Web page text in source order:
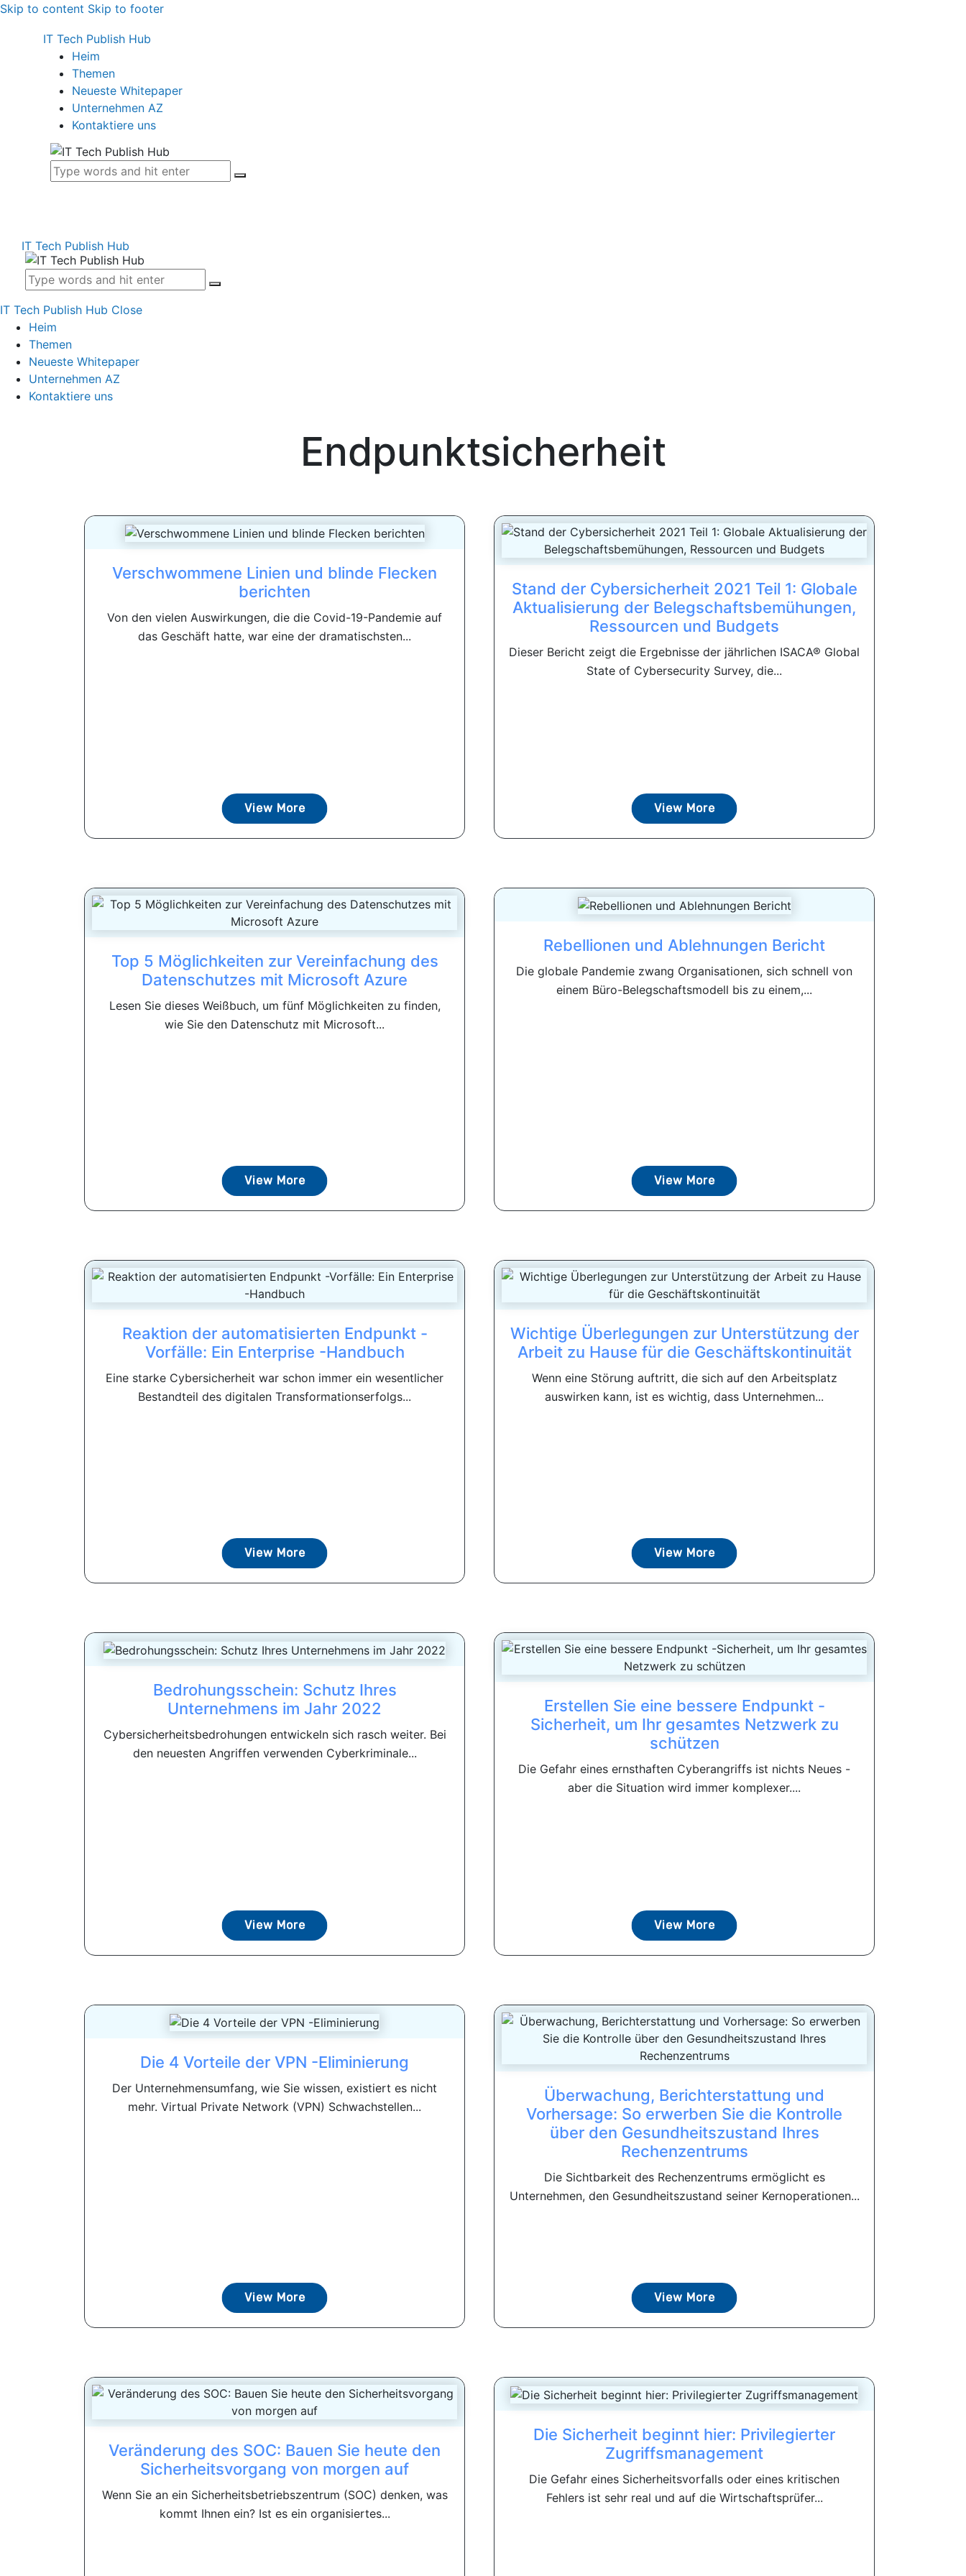
Skip to content Skip to footer
IT Tech Publish Hub
Heim
Themen
Neueste Whitepaper
Unternehmen AZ
Kontaktiere uns
IT Tech Publish Hub
IT Tech Publish Hub Close
Heim
Themen
Neueste Whitepaper
Unternehmen AZ
Kontaktiere uns
Endpunktsicherheit
Verschwommene Linien und blinde Flecken
berichten
Von den vielen Auswirkungen, die die Covid-19-Pandemie auf
das Geschäft hatte, war eine der dramatischsten...
View More
Stand der Cybersicherheit 2021 Teil 1: Globale
Aktualisierung der Belegschaftsbemühungen,
Ressourcen und Budgets
Dieser Bericht zeigt die Ergebnisse der jährlichen ISACA® Global
State of Cybersecurity Survey, die...
View More
Top 5 Möglichkeiten zur Vereinfachung des
Datenschutzes mit Microsoft Azure
Lesen Sie dieses Weißbuch, um fünf Möglichkeiten zu finden,
wie Sie den Datenschutz mit Microsoft...
View More
Rebellionen und Ablehnungen Bericht
Die globale Pandemie zwang Organisationen, sich schnell von
einem Büro-Belegschaftsmodell bis zu einem,...
View More
Reaktion der automatisierten Endpunkt -
Vorfälle: Ein Enterprise -Handbuch
Eine starke Cybersicherheit war schon immer ein wesentlicher
Bestandteil des digitalen Transformationserfolgs...
View More
Wichtige Überlegungen zur Unterstützung der
Arbeit zu Hause für die Geschäftskontinuität
Wenn eine Störung auftritt, die sich auf den Arbeitsplatz
auswirken kann, ist es wichtig, dass Unternehmen...
View More
Bedrohungsschein: Schutz Ihres
Unternehmens im Jahr 2022
Cybersicherheitsbedrohungen entwickeln sich rasch weiter. Bei
den neuesten Angriffen verwenden Cyberkriminale...
View More
Erstellen Sie eine bessere Endpunkt -
Sicherheit, um Ihr gesamtes Netzwerk zu
schützen
Die Gefahr eines ernsthaften Cyberangriffs ist nichts Neues -
aber die Situation wird immer komplexer....
View More
Die 4 Vorteile der VPN -Eliminierung
Der Unternehmensumfang, wie Sie wissen, existiert es nicht
mehr. Virtual Private Network (VPN) Schwachstellen...
View More
Überwachung, Berichterstattung und
Vorhersage: So erwerben Sie die Kontrolle
über den Gesundheitszustand Ihres
Rechenzentrums
Die Sichtbarkeit des Rechenzentrums ermöglicht es
Unternehmen, den Gesundheitszustand seiner Kernoperationen...
View More
Veränderung des SOC: Bauen Sie heute den
Sicherheitsvorgang von morgen auf
Wenn Sie an ein Sicherheitsbetriebszentrum (SOC) denken, was
kommt Ihnen ein? Ist es ein organisiertes...
Die Sicherheit beginnt hier: Privilegierter
Zugriffsmanagement
Die Gefahr eines Sicherheitsvorfalls oder eines kritischen
Fehlers ist sehr real und auf die Wirtschaftsprüfer...